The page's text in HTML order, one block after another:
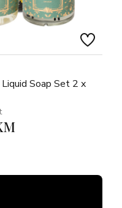
Soap Set 2 x